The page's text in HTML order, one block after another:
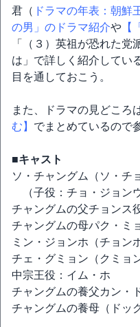
君（ ドラマの年表：朝鮮
の男」のドラマ紹介や 【
「（３）英祖が恐れた党
は」で詳しく紹介してい
目を通しておこう。
また、ドラマの見どころ
む】 でまとめているので
■キャスト
ソ・チャングム（ソ・チ
（子役：チョ・ジョンウ
チャングムの父チョンス
チャングムの母パク・ミ
ミン・ジョンホ（チョン
チェ・グミョン（クミョ
中宗王役：イム・ホ
チャングムの養父カン・
チャングムの養母（ドッ